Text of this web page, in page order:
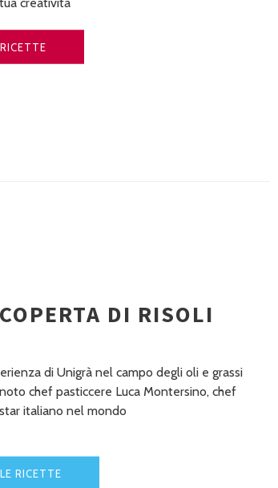
DI RISOLI
di Unigrà nel campo degli oli e grassi
chef pasticcere Luca Montersino, chef
italiano nel mondo
RICETTE